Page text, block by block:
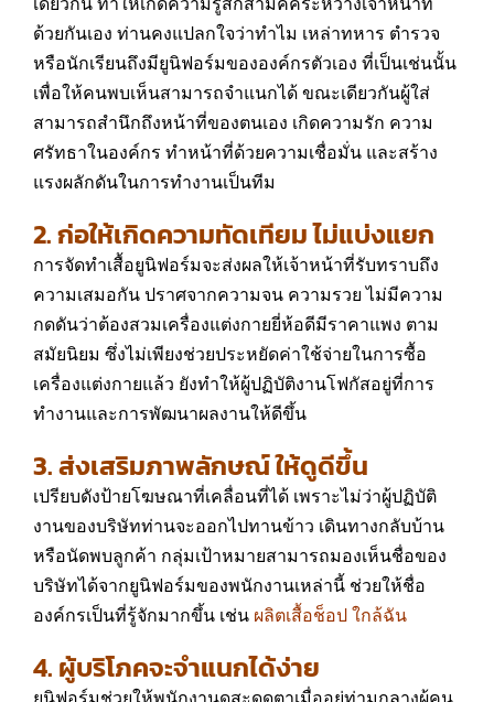
ด้วยกันเอง ท่านคงแปลกใจว่าทำไม เหล่าทหาร ตำรวจ
หรือนักเรียนถึงมียูนิฟอร์มขององค์กรตัวเอง ที่เป็นเช่นนั้น
เพื่อให้คนพบเห็นสามารถจำแนกได้ ขณะเดียวกันผู้ใส่
สามารถสำนึกถึงหน้าที่ของตนเอง เกิดความรัก ความ
ศรัทธาในองค์กร ทำหน้าที่ด้วยความเชื่อมั่น และสร้าง
แรงผลักดันในการทำงานเป็นทีม
2. ก่อให้เกิดความทัดเทียม ไม่แบ่งแยก
การจัดทำเสื้อยูนิฟอร์มจะส่งผลให้เจ้าหน้าที่รับทราบถึง
ความเสมอกัน ปราศจากความจน ความรวย ไม่มีความ
กดดันว่าต้องสวมเครื่องแต่งกายยี่ห้อดีมีราคาแพง ตาม
สมัยนิยม ซึ่งไม่เพียงช่วยประหยัดค่าใช้จ่ายในการซื้อ
เครื่องแต่งกายแล้ว ยังทำให้ผู้ปฏิบัติงานโฟกัสอยู่ที่การ
ทำงานและการพัฒนาผลงานให้ดีขึ้น
3. ส่งเสริมภาพลักษณ์ ให้ดูดีขึ้น
เปรียบดังป้ายโฆษณาที่เคลื่อนที่ได้ เพราะไม่ว่าผู้ปฏิบัติ
งานของบริษัทท่านจะออกไปทานข้าว เดินทางกลับบ้าน
หรือนัดพบลูกค้า กลุ่มเป้าหมายสามารถมองเห็นชื่อของ
บริษัทได้จากยูนิฟอร์มของพนักงานเหล่านี้ ช่วยให้ชื่อ
องค์กรเป็นที่รู้จักมากขึ้น เช่น ผลิตเสื้อช็อป ใกล้ฉัน
4. ผู้บริโภคจะจำแนกได้ง่าย